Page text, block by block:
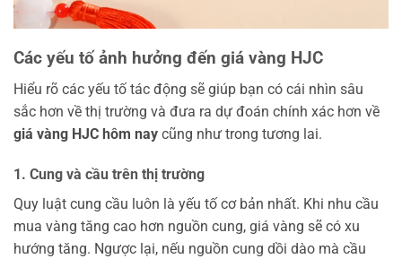
Các yếu tố ảnh hưởng đến giá vàng HJC
Hiểu rõ các yếu tố tác động sẽ giúp bạn có cái nhìn sâu
sắc hơn về thị trường và đưa ra dự đoán chính xác hơn về
giá vàng HJC hôm nay cũng như trong tương lai.
1. Cung và cầu trên thị trường
Quy luật cung cầu luôn là yếu tố cơ bản nhất. Khi nhu cầu
mua vàng tăng cao hơn nguồn cung, giá vàng sẽ có xu
hướng tăng. Ngược lại, nếu nguồn cung dồi dào mà cầu